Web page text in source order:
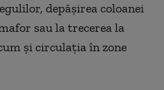
depășirea coloanei
sau la trecerea la
și circulația în zone